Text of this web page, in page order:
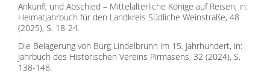
Ankunft und Abschied – Mittelalterliche Könige auf Reisen, in:
Heimatjahrbuch für den Landkreis Südliche Weinstraße, 48
(2025), S. 18-24.
Die Belagerung von Burg Lindelbrunn im 15. Jahrhundert, in:
Jahrbuch des Historischen Vereins Pirmasens, 32 (2024), S.
138-148.